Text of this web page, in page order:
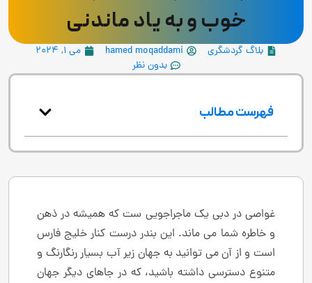
خوب و به یاد ماندنی
بلاگ گردشگری hamed moqaddami
می 1, 2024
بدون نظر
فهرست مطالب
غواصی در دبی یک ماجراجویی ست که همیشه در ذهن
و خاطره شما می ماند. این بندر درست کنار خلیج فارس
است و از آن می توانید به جهان زیر آب بسیار رنگارنگ و
متنوع دسترسی داشته باشید، که در جاهای دیگر جهان